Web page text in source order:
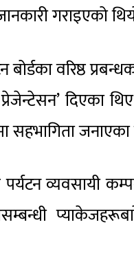
गराइएको
बोर्डका वरिष्ठ
प्रेजेन्टेसन’
जनाएका
व्यवसायी
प्याकेजहरूबारे